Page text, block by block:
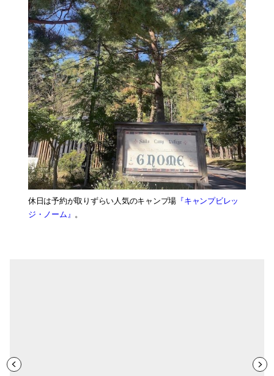
休日は予約が取りずらい人気のキャンプ場 『キャンプビレッ
ジ・ノーム』 。